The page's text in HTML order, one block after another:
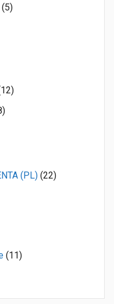
(5)
(PL) (22)
(11)